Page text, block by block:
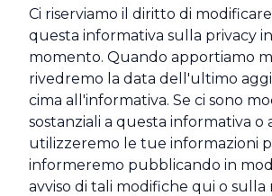
Ci riserviamo il diritto di
questa informativa sulla privacy
momento. Quando apportiamo
rivedremo la data dell'ultimo
cima all'informativa. Se ci sono
sostanziali a questa informativa o
utilizzeremo le tue informazioni
informeremo pubblicando in
avviso di tali modifiche qui o sulla